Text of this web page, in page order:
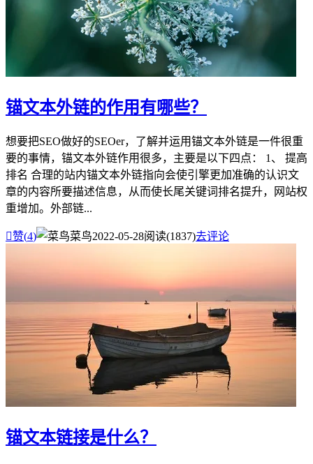
锚文本外链的作用有哪些？
想要把SEO做好的SEOer，了解并运用锚文本外链是一件很重
要的事情，锚文本外链作用很多，主要是以下四点： 1、 提高
排名 合理的站内锚文本外链指向会使引擎更加准确的认识文
章的内容所要描述信息，从而使长尾关键词排名提升，网站权
重增加。外部链...
赞(4) 菜鸟2022-05-28阅读(1837)去评论
锚文本链接是什么？